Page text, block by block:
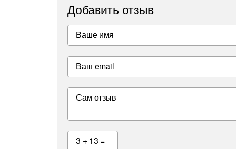
Добавить отзыв
Ваше имя
Ваш email
Сам отзыв
3 + 13 =